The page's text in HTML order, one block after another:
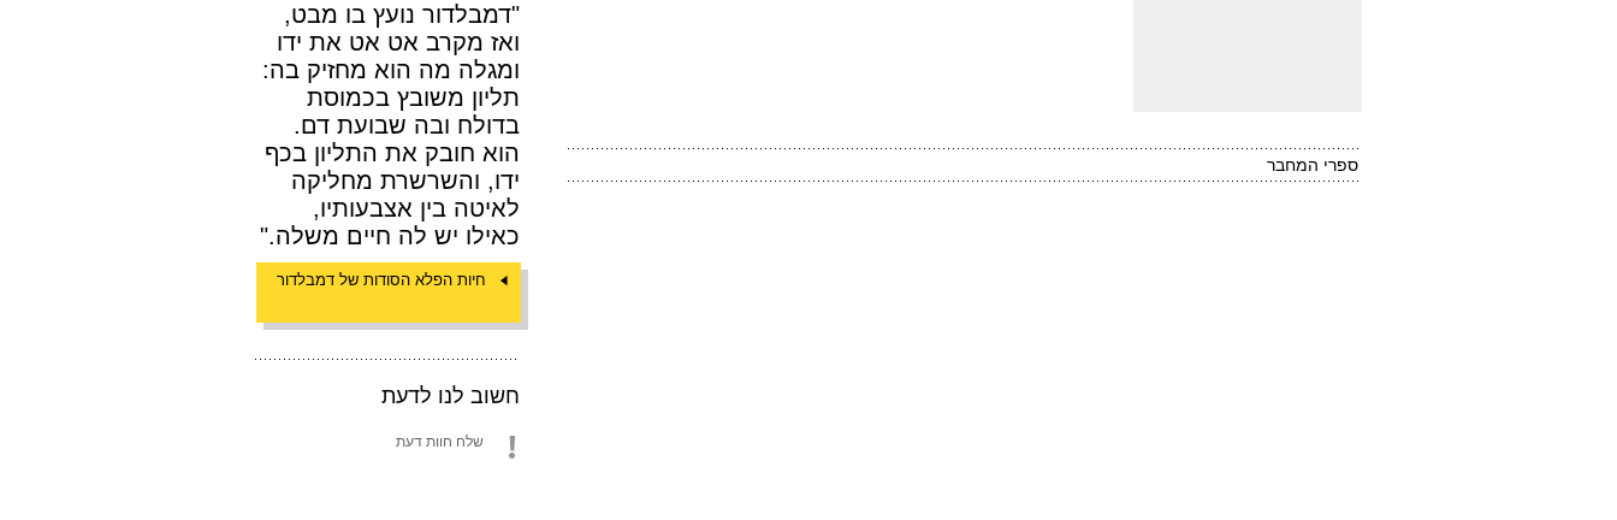
"דמבלדור נועץ בו מבט,
ואז מקרב אט אט את ידו
ומגלה מה הוא מחזיק בה:
תליון משובץ בכמוסת
בדולח ובה שבועת דם.
הוא חובק את התליון בכף
ידו, והשרשרת מחליקה
לאיטה בין אצבעותיו,
כאילו יש לה חיים משלה."
חיות הפלא הסודות של דמבלדור
חשוב לנו לדעת
שלח חוות דעת
ספרי המחבר